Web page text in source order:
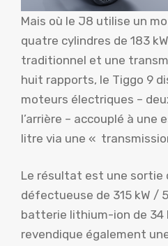
Mais où le J8 utilise un
quatre cylindres de 183
traditionnel et une
huit rapports, le Tiggo 9
moteurs électriques –
l’arrière – accouplé à une
litre via une «
Le résultat est une sortie
défectueuse de 315 kW /
batterie lithium-ion de 34
revendique également